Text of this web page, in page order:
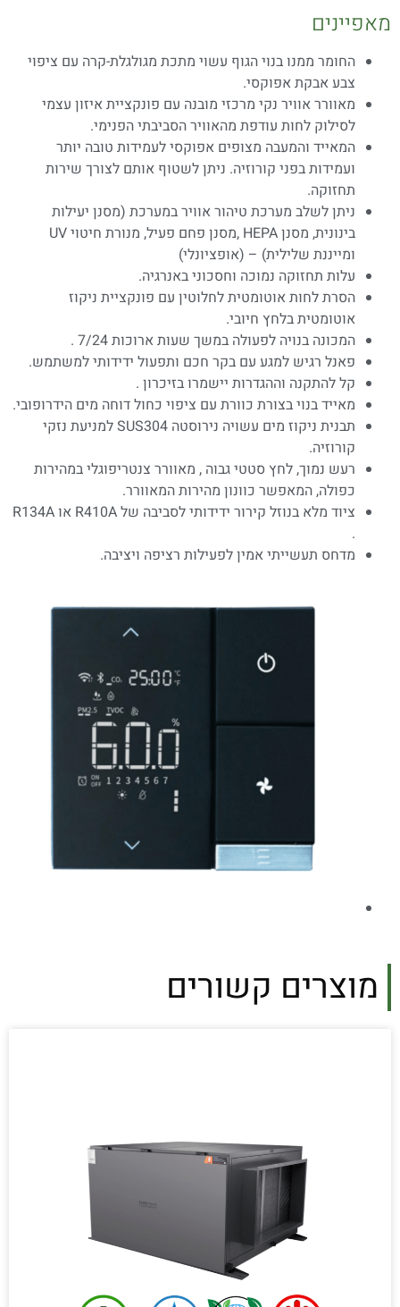
מאפיינים
החומר ממנו בנוי הגוף עשוי מתכת מגולגלת-קרה עם ציפוי
צבע אבקת אפוקסי.
מאוורר אוויר נקי מרכזי מובנה עם פונקציית איזון עצמי
לסילוק לחות עודפת מהאוויר הסביבתי הפנימי.
המאייד והמעבה מצופים אפוקסי לעמידות טובה יותר
ועמידות בפני קורוזיה. ניתן לשטוף אותם לצורך שירות
תחזוקה.
ניתן לשלב מערכת טיהור אוויר במערכת (מסנן יעילות
בינונית, מסנן HEPA ,מסנן פחם פעיל, מנורת חיטוי UV
ומייננת שלילית) – (אופציונלי)
עלות תחזוקה נמוכה וחסכוני באנרגיה.
הסרת לחות אוטומטית לחלוטין עם פונקציית ניקוז
אוטומטית בלחץ חיובי.
המכונה בנויה לפעולה במשך שעות ארוכות 7/24 .
פאנל רגיש למגע עם בקר חכם ותפעול ידידותי למשתמש.
קל להתקנה וההגדרות יישמרו בזיכרון .
מאייד בנוי בצורת כוורת עם ציפוי כחול דוחה מים הידרופובי.
תבנית ניקוז מים עשויה נירוסטה SUS304 למניעת נזקי
קורוזיה.
רעש נמוך, לחץ סטטי גבוה , מאוורר צנטריפוגלי במהירות
כפולה, המאפשר כוונון מהירות המאוורר.
ציוד מלא בנוזל קירור ידידותי לסביבה של R410A או R134A
.
מדחס תעשייתי אמין לפעילות רציפה ויציבה.
מוצרים קשורים